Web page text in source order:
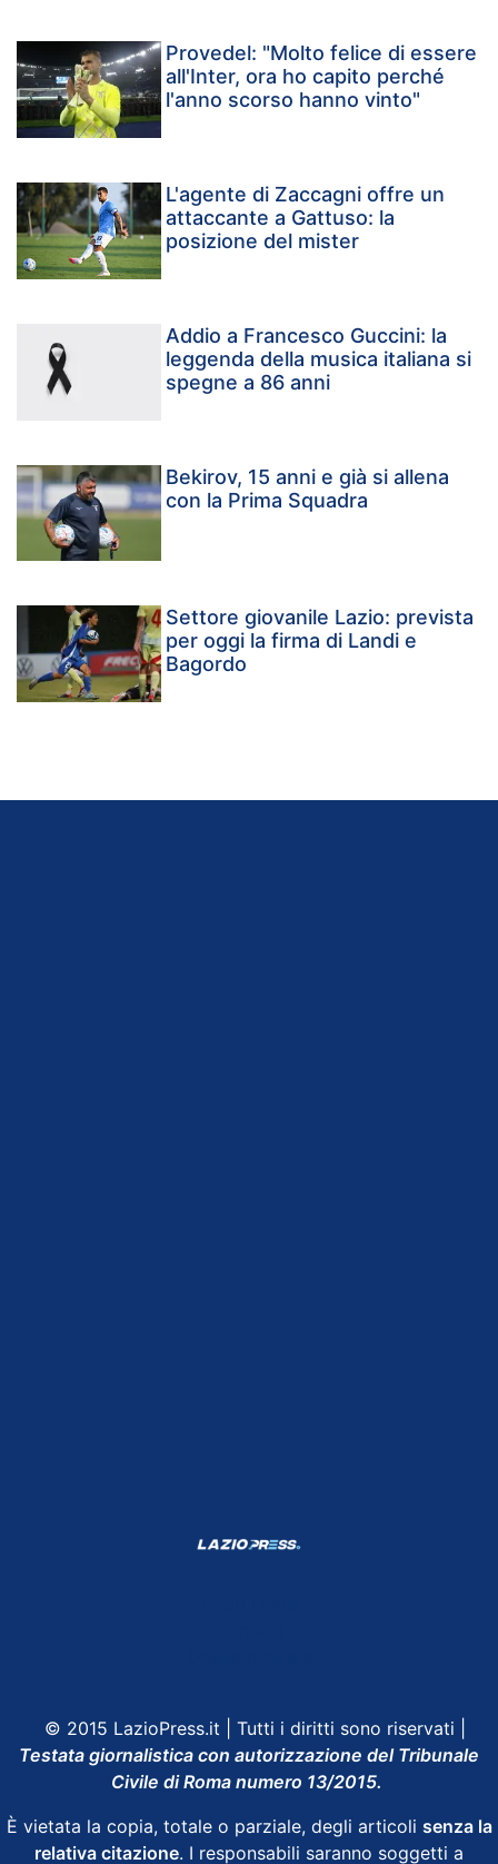
Provedel: "Molto felice di essere
all'Inter, ora ho capito perché
l'anno scorso hanno vinto"
L'agente di Zaccagni offre un
attaccante a Gattuso: la
posizione del mister
Addio a Francesco Guccini: la
leggenda della musica italiana si
spegne a 86 anni
Bekirov, 15 anni e già si allena
con la Prima Squadra
Settore giovanile Lazio: prevista
per oggi la firma di Landi e
Bagordo
© 2015 LazioPress.it | Tutti i diritti sono riservati |
Testata giornalistica con autorizzazione del Tribunale
Civile di Roma numero 13/2015.
È vietata la copia, totale o parziale, degli articoli senza la
relativa citazione. I responsabili saranno soggetti a